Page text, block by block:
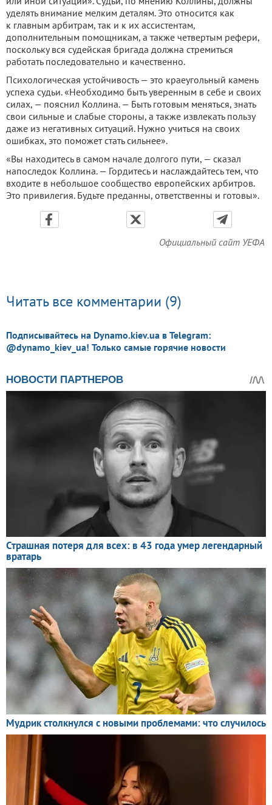
уделять внимание мелким деталям. Это относится как
к главным арбитрам, так и к их ассистентам,
дополнительным помощникам, а также четвертым рефери,
поскольку вся судейская бригада должна стремиться
работать последовательно и качественно.
Психологическая устойчивость — это краеугольный камень
успеха судьи. «Необходимо быть уверенным в себе и своих
силах, — пояснил Коллина. — Быть готовым меняться, знать
свои сильные и слабые стороны, а также извлекать пользу
даже из негативных ситуаций. Нужно учиться на своих
ошибках, это поможет стать сильнее».
«Вы находитесь в самом начале долгого пути, — сказал
напоследок Коллина. — Гордитесь и наслаждайтесь тем, что
входите в небольшое сообщество европейских арбитров.
Это привилегия. Будьте преданны, ответственны и готовы».
Официальный сайт УЕФА
Читать все комментарии (9)
Подписывайтесь на Dynamo.kiev.ua в Telegram:
@dynamo_kiev_ua! Только самые горячие новости